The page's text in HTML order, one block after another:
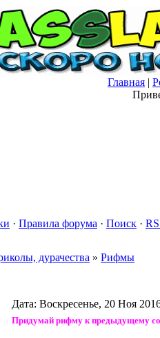
Главная |
· Правила форума · Поиск ·
дурачества » Рифмы
Дата: Воскресенье, 20 Ноя
Придумай рифму к предыдущему